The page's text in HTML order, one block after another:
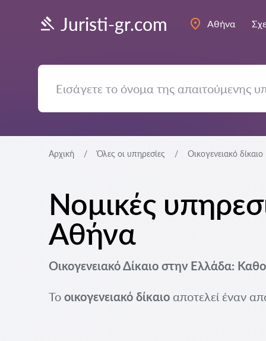
Juristi-gr.com Αθήνα
Αρχική Όλες οι υπηρεσίες Οικογενειακό δίκαιο
Νομικές
Αθήνα
Οικογενειακό Δίκαιο στην Ελλάδα:
Το οικογενειακό δίκαιο αποτελεί έναν